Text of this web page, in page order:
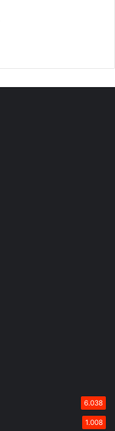
6.038
1.008